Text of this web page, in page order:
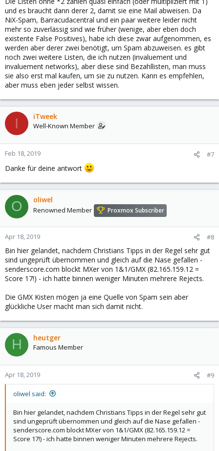
und es braucht dann derer 2, damit sie eine Mail abweisen. Da
NiX-Spam, Barracudacentral und ein paar weitere leider nicht
mehr so zuverlässig sind wie früher (wenige, aber eben doch
existente False Positives), habe ich diese zwar aufgenommen, es
werden aber derer zwei benötigt, um Spam abzuweisen. es gibt
noch zwei weitere Listen, die ich nutzen (invaluement und
invaluement networks), aber diese sind Bezahllisten, man muss
sie also erst mal kaufen, um sie zu nutzen. Kann es empfehlen,
aber muss eben jeder selbst wissen.
I iTweek
Well-Known Member
Feb 18, 2019 #7
Danke für deine antwort
O oliwel
Renowned Member Proxmox Subscriber
Apr 18, 2019 #8
Bin hier gelandet, nachdem Christians Tipps in der Regel sehr gut
sind ungeprüft übernommen und gleich auf die Nase gefallen -
senderscore.com blockt MXer von 1&1/GMX (82.165.159.12 =
Score 17!) - ich hatte binnen weniger Minuten mehrere Rejects.
Die GMX Kisten mögen ja eine Quelle von Spam sein aber
glückliche User macht man sich damit nicht.
H heutger
Famous Member
Apr 18, 2019 #9
oliwel said:
Bin hier gelandet, nachdem Christians Tipps in der Regel sehr gut
sind ungeprüft übernommen und gleich auf die Nase gefallen -
senderscore.com blockt MXer von 1&1/GMX (82.165.159.12 =
Score 17!) - ich hatte binnen weniger Minuten mehrere Rejects.